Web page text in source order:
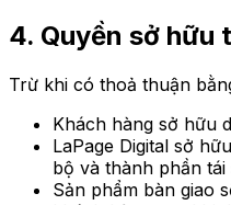
4. Quyền sở hữu
Trừ khi có thoả thuận
Khách hàng sở hữu
LaPage Digital sở
bộ và thành phần tái
Sản phẩm bàn giao